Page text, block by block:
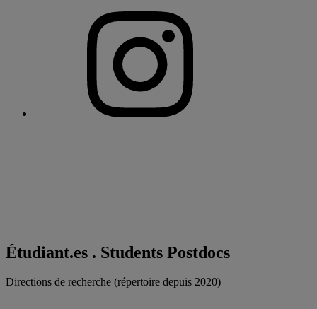
Étudiant.es . Students Postdocs
Directions de recherche (répertoire depuis 2020)